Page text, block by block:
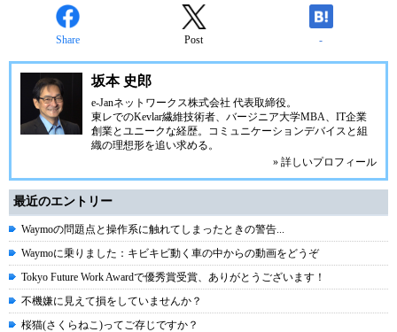
Share Post -
坂本 史郎
e-Janネットワークス株式会社 代表取締役。
東レでのKevlar繊維技術者、 バージニア大学MBA、IT企業
創業とユニークな経歴。 コミュニケーションデバイスと組
織の理想形を追い求める。
» 詳しいプロフィール
最近のエントリー
Waymoの問題点と操作系に触れてしまったときの警告...
Waymoに乗りました：キビキビ動く車の中からの動画をどうぞ
Tokyo Future Work Awardで優秀賞受賞、ありがとうございます！
不機嫌に見えて損をしていませんか？
桜猫(さくらねこ)ってご存じですか？